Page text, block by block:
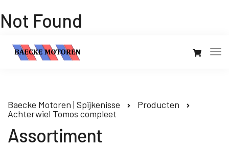
Not Found
Baecke Motoren | Spijkenisse
Producten
Achterwiel Tomos compleet
Assortiment